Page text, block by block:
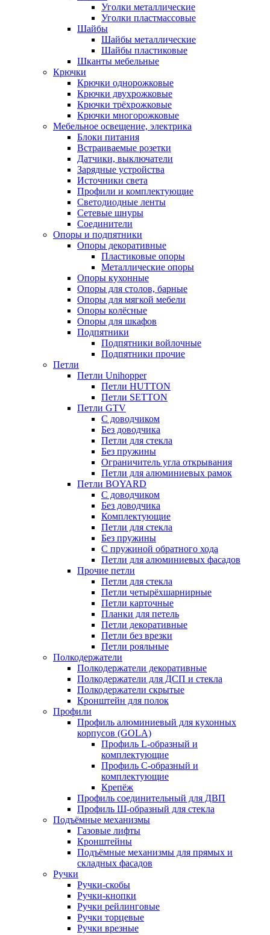
Уголки металлические
Уголки пластмассовые
Шайбы
Шайбы металлические
Шайбы пластиковые
Шканты мебельные
Крючки
Крючки однорожковые
Крючки двухрожковые
Крючки трёхрожковые
Крючки многорожковые
Мебельное освещение, электрика
Блоки питания
Встраиваемые розетки
Датчики, выключатели
Зарядные устройства
Источники света
Профили и комплектующие
Светодиодные ленты
Сетевые шнуры
Соединители
Опоры и подпятники
Опоры декоративные
Пластиковые опоры
Металлические опоры
Опоры кухонные
Опоры для столов, барные
Опоры для мягкой мебели
Опоры колёсные
Опоры для шкафов
Подпятники
Подпятники войлочные
Подпятники прочие
Петли
Петли Unihopper
Петли HUTTON
Петли SETTON
Петли GTV
С доводчиком
Без доводчика
Петли для стекла
Без пружины
Ограничитель угла открывания
Петли для алюминиевых рамок
Петли BOYARD
С доводчиком
Без доводчика
Комплектующие
Петли для стекла
Без пружины
С пружиной обратного хода
Петли для алюминиевых фасадов
Прочие петли
Петли для стекла
Петли четырёхшарнирные
Петли карточные
Планки для петель
Петли декоративные
Петли без врезки
Петли рояльные
Полкодержатели
Полкодержатели декоративные
Полкодержатели для ДСП и стекла
Полкодержатели скрытые
Кронштейн для полок
Профили
Профиль алюминиевый для кухонных
корпусов (GOLA)
Профиль L-образный и
комплектующие
Профиль C-образный и
комплектующие
Крепёж
Профиль соединительный для ДВП
Профиль Ш-образный для стекла
Подъёмные механизмы
Газовые лифты
Кронштейны
Подъёмные механизмы для прямых и
складных фасадов
Ручки
Ручки-скобы
Ручки-кнопки
Ручки рейлинговые
Ручки торцевые
Ручки врезные